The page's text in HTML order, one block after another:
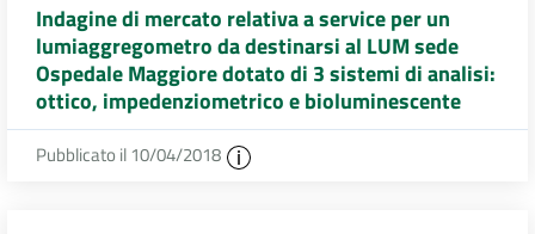
Indagine di mercato relativa a service per un
lumiaggregometro da destinarsi al LUM sede
Ospedale Maggiore dotato di 3 sistemi di analisi:
ottico, impedenziometrico e bioluminescente
Pubblicato il 10/04/2018